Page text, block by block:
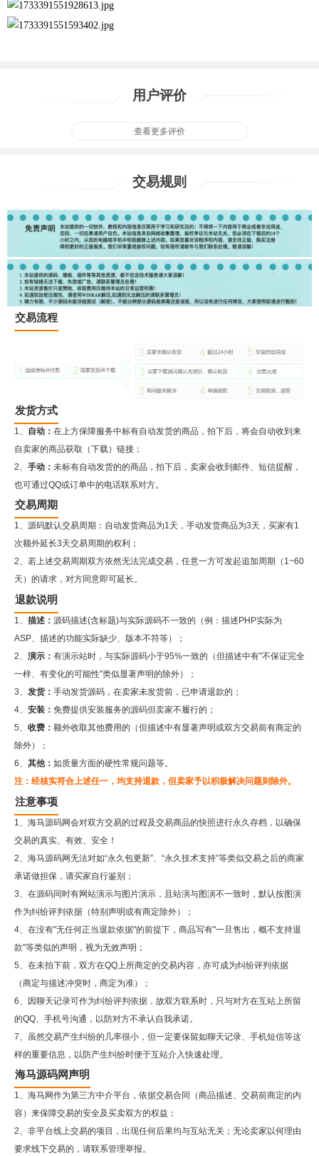
用户评价
查看更多评价
交易规则
交易流程
发货方式
1、 自动： 在上方保障服务中标有自动发货的商品，拍下后，将会自动收到来
自卖家的商品获取（下载）链接；
2、 手动： 未标有自动发货的的商品，拍下后，卖家会收到邮件、短信提醒，
也可通过QQ或订单中的电话联系对方。
交易周期
1、源码默认交易周期：自动发货商品为1天，手动发货商品为3天，买家有1
次额外延长3天交易周期的权利；
2、若上述交易周期双方依然无法完成交易，任意一方可发起追加周期（1~60
天）的请求，对方同意即可延长。
退款说明
1、 描述： 源码描述(含标题)与实际源码不一致的（例：描述PHP实际为
ASP、描述的功能实际缺少、版本不符等）；
2、 演示： 有演示站时，与实际源码小于95%一致的（但描述中有"不保证完全
一样、有变化的可能性"类似显著声明的除外）；
3、 发货： 手动发货源码，在卖家未发货前，已申请退款的；
4、 安装： 免费提供安装服务的源码但卖家不履行的；
5、 收费： 额外收取其他费用的（但描述中有显著声明或双方交易前有商定的
除外）；
6、 其他： 如质量方面的硬性常规问题等。
注：经核实符合上述任一，均支持退款，但卖家予以积极解决问题则除外。
注意事项
1、海马源码网会对双方交易的过程及交易商品的快照进行永久存档，以确保
交易的真实、有效、安全！
2、 海马源码网无法对如“永久包更新”、“永久技术支持”等类似交易之后的商家
承诺做担保，请买家自行鉴别；
3、在源码同时有网站演示与图片演示，且站演与图演不一致时，默认按图演
作为纠纷评判依据（特别声明或有商定除外）；
4、在没有"无任何正当退款依据"的前提下，商品写有"一旦售出，概不支持退
款"等类似的声明，视为无效声明；
5、在未拍下前，双方在QQ上所商定的交易内容，亦可成为纠纷评判依据
（商定与描述冲突时，商定为准）；
6、因聊天记录可作为纠纷评判依据，故双方联系时，只与对方在互站上所留
的QQ、手机号沟通，以防对方不承认自我承诺。
7、虽然交易产生纠纷的几率很小，但一定要保留如聊天记录、手机短信等这
样的重要信息，以防产生纠纷时便于互站介入快速处理。
海马源码网声明
1、海马网作为第三方中介平台，依据交易合同（商品描述、交易前商定的内
容）来保障交易的安全及买卖双方的权益；
2、非平台线上交易的项目，出现任何后果均与互站无关；无论卖家以何理由
要求线下交易的，请联系管理举报。